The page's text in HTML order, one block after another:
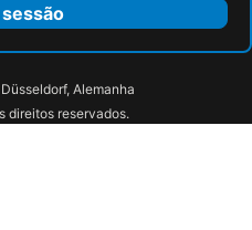
Alemanha
direitos reservados.